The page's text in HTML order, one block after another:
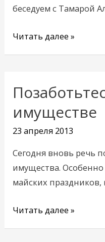
беседуем с Тамарой
Читать далее »
имуществе
23 апреля 2013
Сегодня вновь речь
имущества. Особенно
майских праздников,
Позаботьтесь
своем
имуществе
Читать далее »